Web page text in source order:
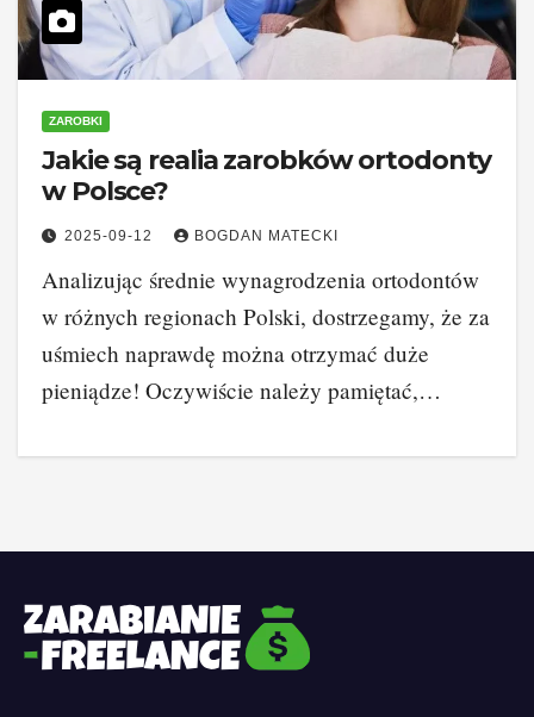
ZAROBKI
Jakie są realia zarobków ortodonty
w Polsce?
2025-09-12 BOGDAN MATECKI
Analizując średnie wynagrodzenia ortodontów
w różnych regionach Polski, dostrzegamy, że za
uśmiech naprawdę można otrzymać duże
pieniądze! Oczywiście należy pamiętać,…